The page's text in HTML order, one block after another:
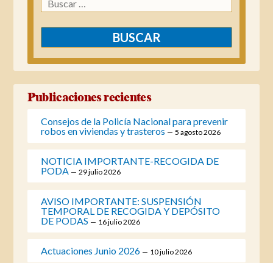
Publicaciones recientes
Consejos de la Policía Nacional para prevenir
robos en viviendas y trasteros
5 agosto 2026
NOTICIA IMPORTANTE-RECOGIDA DE
PODA
29 julio 2026
AVISO IMPORTANTE: SUSPENSIÓN
TEMPORAL DE RECOGIDA Y DEPÓSITO
DE PODAS
16 julio 2026
Actuaciones Junio 2026 10 julio 2026